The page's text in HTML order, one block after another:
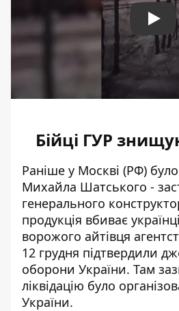
Play
Бійці ГУР
Раніше у Москві (РФ)
Михайла Шатського -
генерального
продукція вбиває
ворожого айтівця
12 грудня підтвердили
оборони України. Там
ліквідацію було
України.